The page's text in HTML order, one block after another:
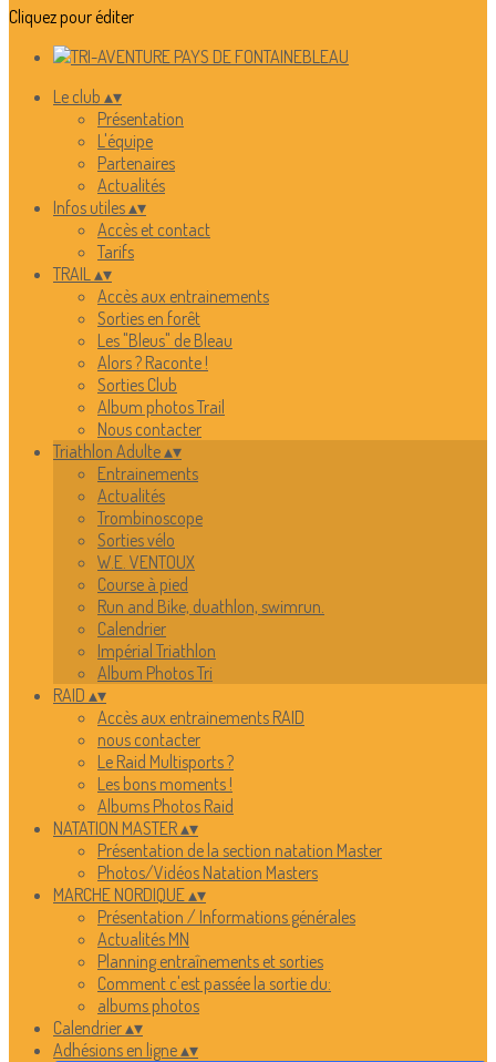
Cliquez pour éditer
Le club ▴▾
Présentation
L'équipe
Partenaires
Actualités
Infos utiles▴▾
Accès et contact
Tarifs
TRAIL▴▾
Accès aux entrainements
Sorties en forêt
Les "Bleus" de Bleau
Alors ? Raconte !
Sorties Club
Album photos Trail
Nous contacter
Triathlon Adulte▴▾
Entrainements
Actualités
Trombinoscope
Sorties vélo
W.E. VENTOUX
Course à pied
Run and Bike, duathlon, swimrun.
Calendrier
Impérial Triathlon
Album Photos Tri
RAID ▴▾
Accès aux entrainements RAID
nous contacter
Le Raid Multisports ?
Les bons moments !
Albums Photos Raid
NATATION MASTER▴▾
Présentation de la section natation Master
Photos/Vidéos Natation Masters
MARCHE NORDIQUE▴▾
Présentation / Informations générales
Actualités MN
Planning entraînements et sorties
Comment c'est passée la sortie du:
albums photos
Calendrier▴▾
Adhésions en ligne▴▾